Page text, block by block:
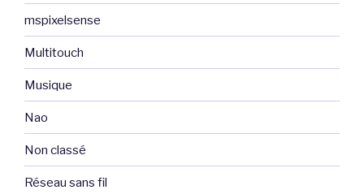
mspixelsense
Multitouch
Musique
Nao
Non classé
Réseau sans fil